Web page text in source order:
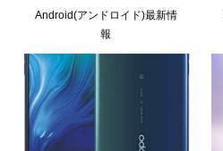
Android(アンドロイド)最新情
報